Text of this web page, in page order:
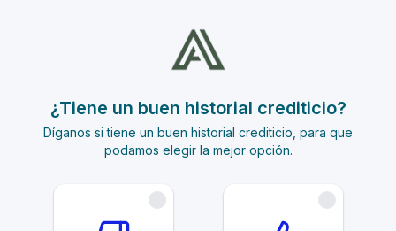
¿Tiene un buen historial crediticio?
Díganos si tiene un buen historial crediticio, para que
podamos elegir la mejor opción.